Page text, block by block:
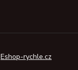
Eshop-rychle.cz